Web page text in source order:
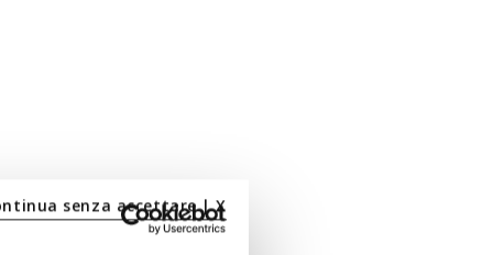
senza accettare | X